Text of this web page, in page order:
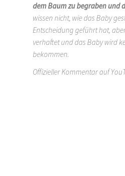
dem Baum zu begraben und
wissen nicht, wie das Baby
Entscheidung geführt hat,
verhaftet und das Baby wird
bekommen.
Offizieller Kommentar auf